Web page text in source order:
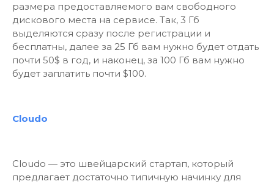
размера предоставляемого вам свободного
дискового места на сервисе. Так, 3 Гб
выделяются сразу после регистрации и
бесплатны, далее за 25 Гб вам нужно будет отдать
почти 50$ в год, и наконец, за 100 Гб вам нужно
будет заплатить почти $100.
Cloudo
Cloudo — это швейцарский стартап, который
предлагает достаточно типичную начинку для